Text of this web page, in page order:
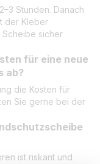
Stunden. Danach
der Kleber
Scheibe sicher
für eine neue
ab?
die Kosten für
Sie gerne bei der
ist riskant und